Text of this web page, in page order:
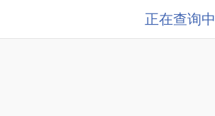
正在查询中